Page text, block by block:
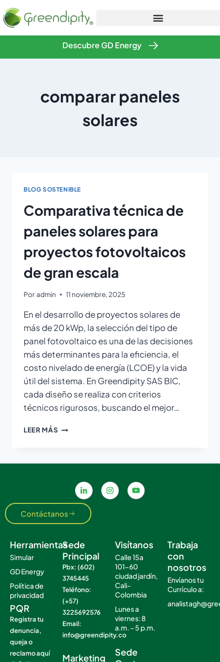
Descubre GD Energy
comparar paneles
solares
BLOG SOSTENIBLE
Comparativa técnica de
paneles solares para
proyectos fotovoltaicos
de gran escala
Poradmin 11 noviembre, 2025
En el desarrollo de proyectos solares de
más de 20 kWp, la selección del tipo de
panel fotovoltaico es una de las decisiones
más determinantes para la eficiencia, el
costo nivelado de energía (LCOE) y la vida
útil del sistema. En Greendipity SAS BIC,
cada diseño se realiza con criterios
técnicos rigurosos, buscando el mejor…
LEER MÁS
Contáctanos
Herramientas
Simular
GD Energy
Política de
privacidad
PQR
Registra tu
denuncia,
queja o
reclamo aquí
Sede
Principal
Pbx: (602)
3745445
Teléfono:
(+57)
3225692576
Email:
info@greendipity.co
Marketing
Visítanos
Calle 15a
101-60
ciudad jardín,
Cali-
Colombia
Lunes a
viernes: 8
a.m. – 5 p.m.
.
Sede
Trabaja
con
nosotros
Envíanos tu
Currículo a: